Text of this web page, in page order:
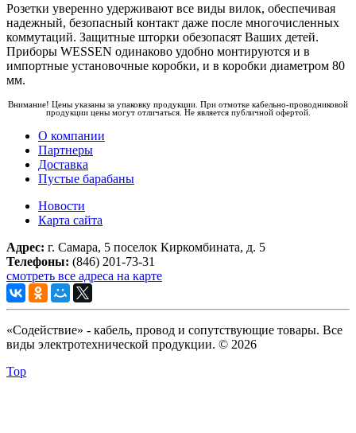
Розетки уверенно удерживают все виды вилок, обеспечивая
надежный, безопасный контакт даже после многочисленных
коммутаций. Защитные шторки обезопасят Ваших детей.
Приборы WESSEN одинаково удобно монтируются и в
импортные установочные коробки, и в коробки диаметром 80
мм.
Внимание! Цены указаны за упаковку продукции. При отмотке кабельно-проводниковой
продукции цены могут отличаться. Не является публичной офертой.
О компании
Партнеры
Доставка
Пустые барабаны
Новости
Карта сайта
Адрес: г. Самара, 5 поселок Киркомбината, д. 5
Телефоны: (846) 201-73-31
смотреть все адреса на карте
«Содействие» - кабель, провод и сопутствующие товары. Все
виды электротехнической продукции. © 2026
Top